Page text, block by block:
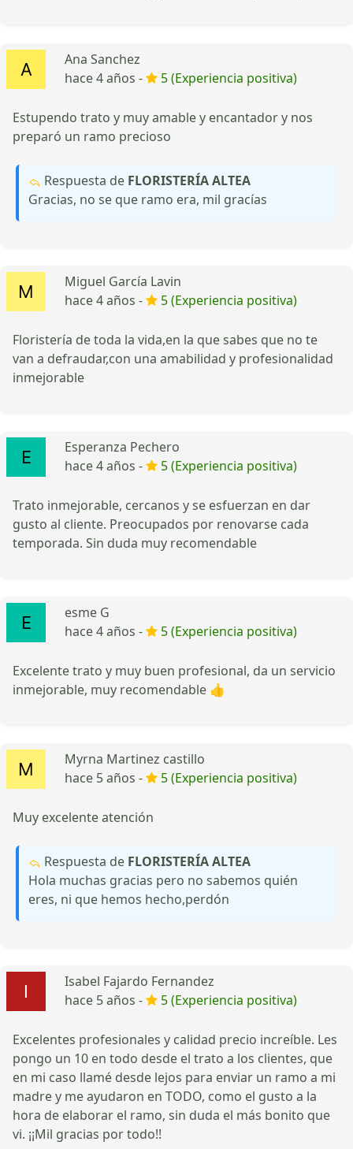
Ana Sanchez
hace 4 años -
5 (Experiencia positiva)
Estupendo trato y muy amable y encantador y nos
preparó un ramo precioso
Respuesta de FLORISTERÍA ALTEA
Gracias, no se que ramo era, mil gracías
Miguel García Lavin
hace 4 años -
5 (Experiencia positiva)
Floristería de toda la vida,en la que sabes que no te
van a defraudar,con una amabilidad y profesionalidad
inmejorable
Esperanza Pechero
hace 4 años -
5 (Experiencia positiva)
Trato inmejorable, cercanos y se esfuerzan en dar
gusto al cliente. Preocupados por renovarse cada
temporada. Sin duda muy recomendable
esme G
hace 4 años -
5 (Experiencia positiva)
Excelente trato y muy buen profesional, da un servicio
inmejorable, muy recomendable 👍
Myrna Martinez castillo
hace 5 años -
5 (Experiencia positiva)
Muy excelente atención
Respuesta de FLORISTERÍA ALTEA
Hola muchas gracias pero no sabemos quién
eres, ni que hemos hecho,perdón
Isabel Fajardo Fernandez
hace 5 años -
5 (Experiencia positiva)
Excelentes profesionales y calidad precio increíble. Les
pongo un 10 en todo desde el trato a los clientes, que
en mi caso llamé desde lejos para enviar un ramo a mi
madre y me ayudaron en TODO, como el gusto a la
hora de elaborar el ramo, sin duda el más bonito que
vi. ¡¡Mil gracias por todo!!